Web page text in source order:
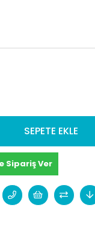
Sipariş Ver